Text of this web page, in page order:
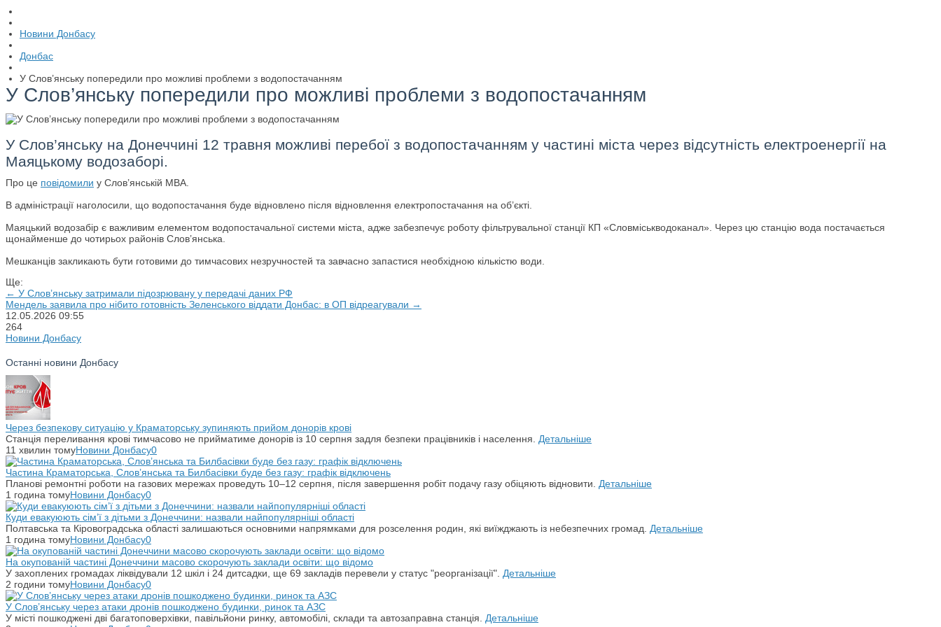
Новини Донбасу
Донбас
У Слов’янську попередили про можливі проблеми з водопостачанням
У Слов’янську попередили про можливі проблеми з водопостачанням
У Слов’янську на Донеччині 12 травня можливі перебої з водопостачанням у частині міста через відсутність електроенергії на
Маяцькому водозаборі.
Про це повідомили у Слов’янській МВА.
В адміністрації наголосили, що водопостачання буде відновлено після відновлення електропостачання на об’єкті.
Маяцький водозабір є важливим елементом водопостачальної системи міста, адже забезпечує роботу фільтрувальної станції КП «Словміськводоканал». Через цю станцію вода постачається
щонайменше до чотирьох районів Слов’янська.
Мешканців закликають бути готовими до тимчасових незручностей та завчасно запастися необхідною кількістю води.
Ще:
← У Слов’янську затримали підозрювану у передачі даних РФ
Мендель заявила про нібито готовність Зеленського віддати Донбас: в ОП відреагували →
12.05.2026 09:55
264
Новини Донбасу
Останні новини Донбасу
Через безпекову ситуацію у Краматорську зупиняють прийом донорів крові
Станція переливання крові тимчасово не прийматиме донорів із 10 серпня задля безпеки працівників і населення. Детальніше
11 хвилин томуНовини Донбасу0
Частина Краматорська, Слов’янська та Билбасівки буде без газу: графік відключень
Планові ремонтні роботи на газових мережах проведуть 10–12 серпня, після завершення робіт подачу газу обіцяють відновити. Детальніше
1 година томуНовини Донбасу0
Куди евакуюють сім’ї з дітьми з Донеччини: назвали найпопулярніші області
Полтавська та Кіровоградська області залишаються основними напрямками для розселення родин, які виїжджають із небезпечних громад. Детальніше
1 година томуНовини Донбасу0
На окупованій частині Донеччини масово скорочують заклади освіти: що відомо
У захоплених громадах ліквідували 12 шкіл і 24 дитсадки, ще 69 закладів перевели у статус "реорганізації". Детальніше
2 години томуНовини Донбасу0
У Слов’янську через атаки дронів пошкоджено будинки, ринок та АЗС
У місті пошкоджені дві багатоповерхівки, павільйони ринку, автомобілі, склади та автозаправна станція. Детальніше